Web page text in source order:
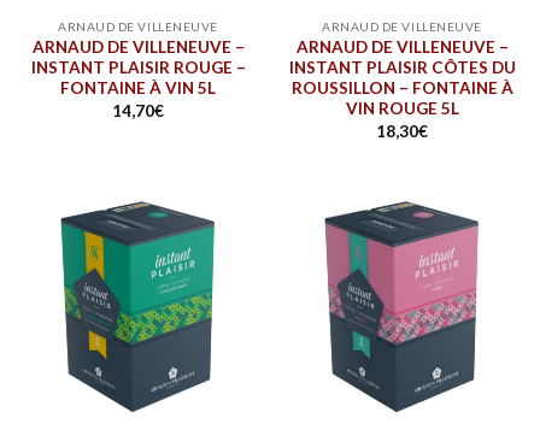
ARNAUD DE VILLENEUVE
ARNAUD DE VILLENEUVE –
INSTANT PLAISIR ROUGE –
FONTAINE À VIN 5L
14,70€
ARNAUD DE VILLENEUVE
ARNAUD DE VILLENEUVE –
INSTANT PLAISIR CÔTES DU
ROUSSILLON – FONTAINE À
VIN ROUGE 5L
18,30€